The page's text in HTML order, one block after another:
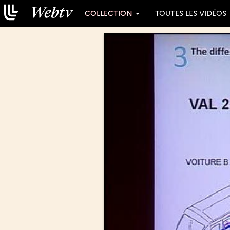
COLLECTION TOUTES LES VIDÉOS